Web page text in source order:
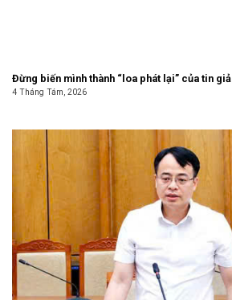
Đừng biến mình thành “loa phát lại” của tin giả
4 Tháng Tám, 2026